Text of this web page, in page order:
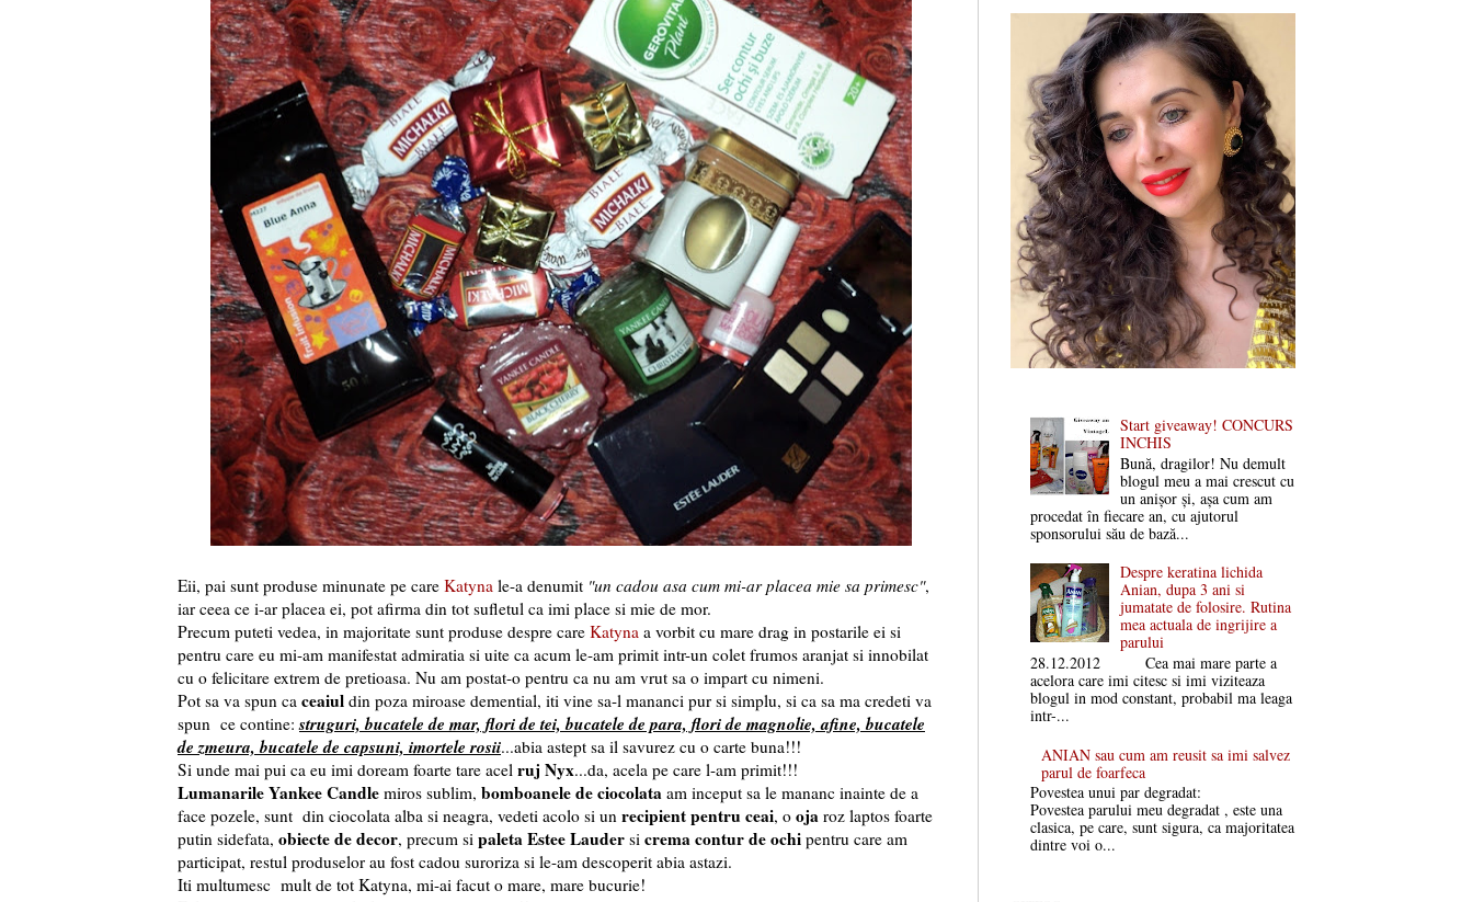
Eii, pai sunt produse minunate pe care Katyna le-a denumit "un cadou asa cum mi-ar placea mie sa primesc",
iar ceea ce i-ar placea ei, pot afirma din tot sufletul ca imi place si mie de mor.
Precum puteti vedea, in majoritate sunt produse despre care Katyna a vorbit cu mare drag in postarile ei si
pentru care eu mi-am manifestat admiratia si uite ca acum le-am primit intr-un colet frumos aranjat si innobilat
cu o felicitare extrem de pretioasa. Nu am postat-o pentru ca nu am vrut sa o impart cu nimeni.
Pot sa va spun ca ceaiul din poza miroase demential, iti vine sa-l mananci pur si simplu, si ca sa ma credeti va
spun ce contine:struguri, bucatele de mar, flori de tei, bucatele de para, flori de magnolie, afine, bucatele
de zmeura, bucatele de capsuni, imortele rosii...abia astept sa il savurez cu o carte buna!!!
Si unde mai pui ca eu imi doream foarte tare acel ruj Nyx...da, acela pe care l-am primit!!!
Lumanarile Yankee Candle miros sublim, bomboanele de ciocolata am inceput sa le mananc inainte de a
face pozele, sunt din ciocolata alba si neagra, vedeti acolo si un recipient pentru ceai, o oja roz laptos foarte
putin sidefata, obiecte de decor, precum si paleta Estee Lauder si crema contur de ochi pentru care am
participat, restul produselor au fost cadou suroriza si le-am descoperit abia astazi.
Iti multumesc mult de tot Katyna, mi-ai facut o mare, mare bucurie!
Start giveaway! CONCURS
INCHIS
Bună, dragilor! Nu demult
blogul meu a mai crescut cu
un anișor și, așa cum am
procedat în fiecare an, cu ajutorul
sponsorului său de bază...
Despre keratina lichida
Anian, dupa 3 ani si
jumatate de folosire. Rutina
mea actuala de ingrijire a
parului
28.12.2012 Cea mai mare parte a
acelora care imi citesc si imi viziteaza
blogul in mod constant, probabil ma leaga
intr-...
ANIAN sau cum am reusit sa imi salvez
parul de foarfeca
Povestea unui par degradat:
Povestea parului meu degradat , este una
clasica, pe care, sunt sigura, ca majoritatea
dintre voi o...